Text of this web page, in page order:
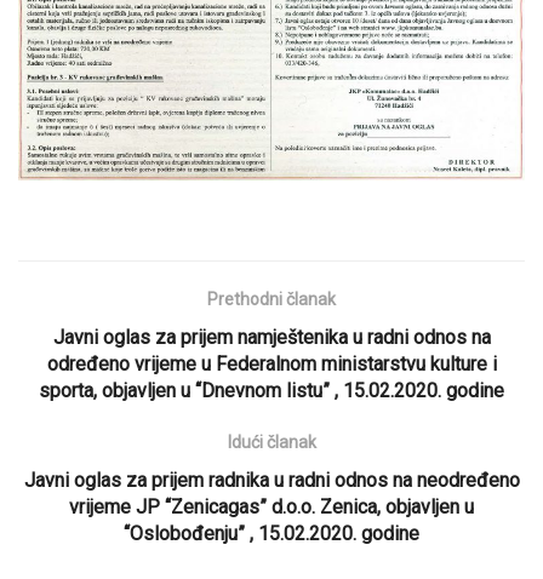
Prethodni članak
Javni oglas za prijem namještenika u radni odnos na
određeno vrijeme u Federalnom ministarstvu kulture i
sporta, objavljen u “Dnevnom listu” , 15.02.2020. godine
Idući članak
Javni oglas za prijem radnika u radni odnos na neodređeno
vrijeme JP “Zenicagas” d.o.o. Zenica, objavljen u
“Oslobođenju” , 15.02.2020. godine